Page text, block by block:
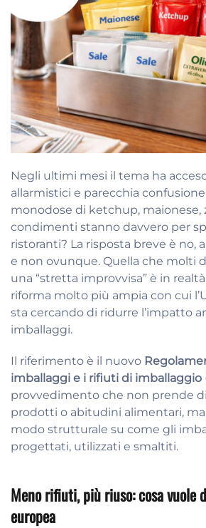
Negli ultimi mesi il tema ha
allarmistici e parecchia
monodose di ketchup, maionese,
condimenti stanno davvero per
ristoranti? La risposta breve è no,
e non ovunque. Quella che molti
una “stretta improvvisa” è in
riforma molto più ampia con cui
sta cercando di ridurre l’impatto
imballaggi.
Il riferimento è il nuovo
imballaggi e i rifiuti di imballaggio
provvedimento che non prende
prodotti o abitudini alimentari,
modo strutturale su come gli
progettati, utilizzati e smaltiti.
Meno rifiuti, più riuso: cosa vuole
europea